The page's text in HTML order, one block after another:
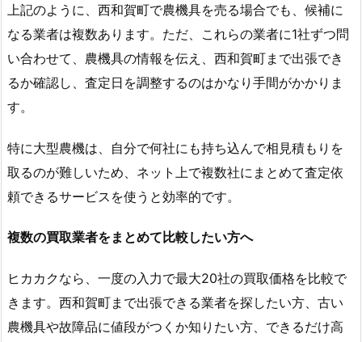
上記のように、西和賀町で農機具を売る場合でも、候補に
なる業者は複数あります。ただ、これらの業者に1社ずつ問
い合わせて、農機具の情報を伝え、西和賀町まで出張でき
るか確認し、査定日を調整するのはかなり手間がかかりま
す。
特に大型農機は、自分で何社にも持ち込んで相見積もりを
取るのが難しいため、ネット上で複数社にまとめて査定依
頼できるサービスを使うと効率的です。
複数の買取業者をまとめて比較したい方へ
ヒカカクなら、一度の入力で最大20社の買取価格を比較で
きます。西和賀町まで出張できる業者を探したい方、古い
農機具や故障品に値段がつくか知りたい方、できるだけ高